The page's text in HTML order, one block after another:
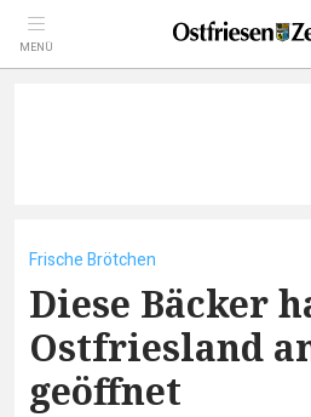
MENÜ
Frische Brötchen
Diese Bäcker
Ostfriesland
geöffnet